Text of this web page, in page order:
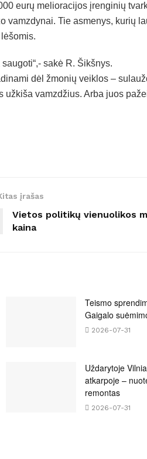
eurų melioracijos įrenginių
vamzdynai. Tie asmenys, kurių
sakė R. Šikšnys.
dėl žmonių veiklos –
vamzdžius. Arba juos
įrašas
Vietos politikų vienuolikos
kaina
Teismo
Gaigalo
2026-07-31
Uždarytoje
atkarpoje –
remontas
2026-07-31